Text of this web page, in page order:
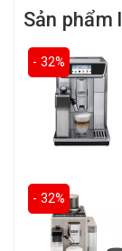
Sản phẩm
- 32%
- 32%